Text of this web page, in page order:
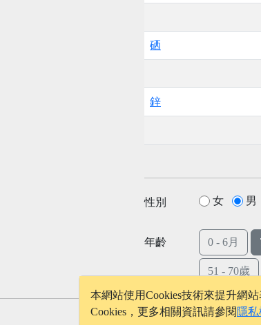
硒
鋅
性別 女 男
年齡 0 - 6月
51 - 70歲
© 2026 - onelife.tw
本網站使用Cookies技術來提升網
Cookies，更多相關資訊請參閱 隱